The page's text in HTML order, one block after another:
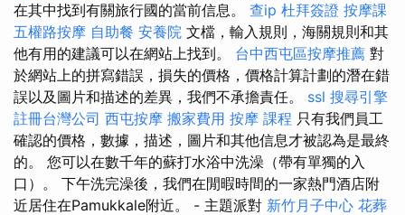
在其中找到有關旅行國的當前信息。 查ip 杜拜簽證 按摩課
五權路按摩 自助餐 安養院 文檔，輸入規則，海關規則和其
他有用的建議可以在網站上找到。 台中西屯區按摩推薦 對
於網站上的拼寫錯誤，損失的價格，價格計算計劃的潛在錯
誤以及圖片和描述的差異，我們不承擔責任。 ssl 搜尋引擎
註冊台灣公司 西屯按摩 搬家費用 按摩 課程 只有我們員工
確認的價格，數據，描述，圖片和其他信息才被認為是最終
的。 您可以在數千年的蘇打水浴中洗澡（帶有單獨的入
口）。 下午洗完澡後，我們在閒暇時間的一家熱門酒店附
近居住在Pamukkale附近。 - 主題派對 新竹月子中心 花葬